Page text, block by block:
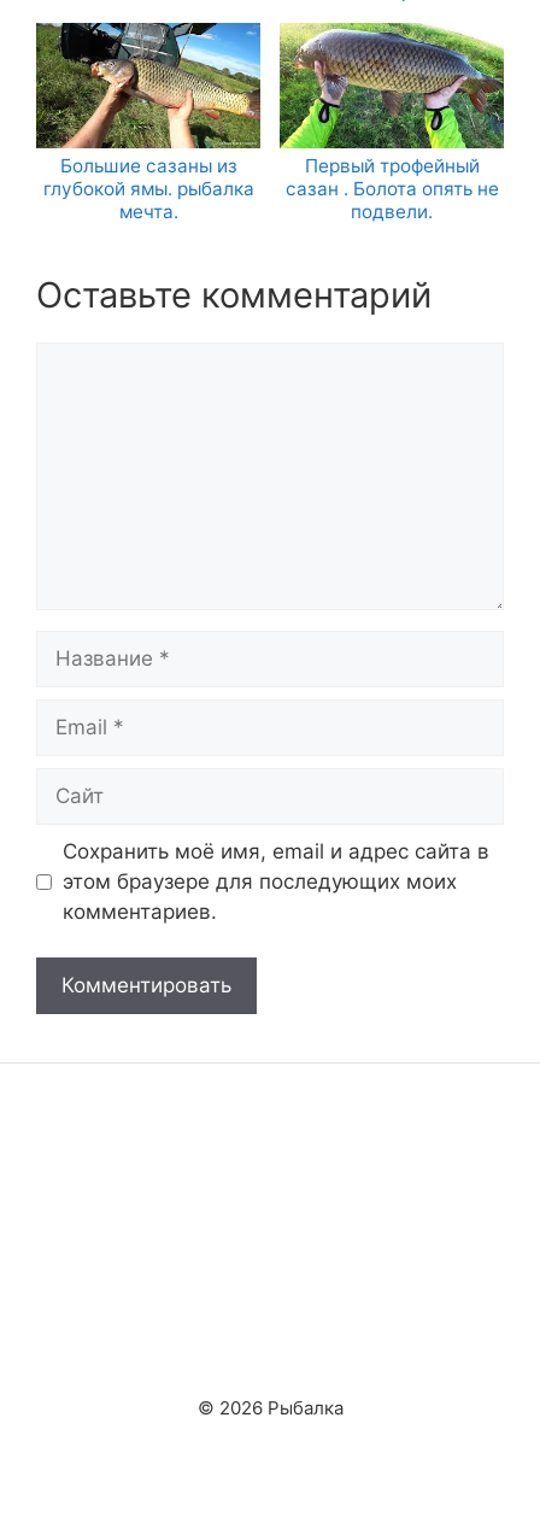
Большие сазаны из
глубокой ямы. рыбалка
мечта.
Первый трофейный
сазан . Болота опять не
подвели.
Оставьте комментарий
Сохранить моё имя, email и адрес сайта в
этом браузере для последующих моих
комментариев.
© 2026 Рыбалка